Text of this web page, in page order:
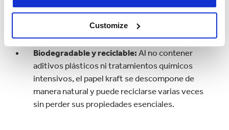
Customize
que van desde papel delgado para envolver hasta
cartón corrugado para embalaje pesado.
Biodegradable y reciclable: Al no contener
aditivos plásticos ni tratamientos químicos
intensivos, el papel kraft se descompone de
manera natural y puede reciclarse varias veces
sin perder sus propiedades esenciales.